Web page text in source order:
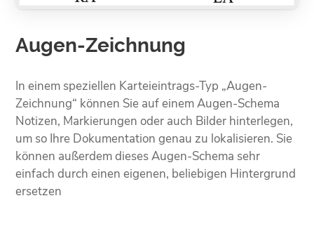
Augen-Zeichnung
In einem speziellen Karteieintrags-Typ „Augen-
Zeichnung“ können Sie auf einem Augen-Schema
Notizen, Markierungen oder auch Bilder hinterlegen,
um so Ihre Dokumentation genau zu lokalisieren. Sie
können außerdem dieses Augen-Schema sehr
einfach durch einen eigenen, beliebigen Hintergrund
ersetzen